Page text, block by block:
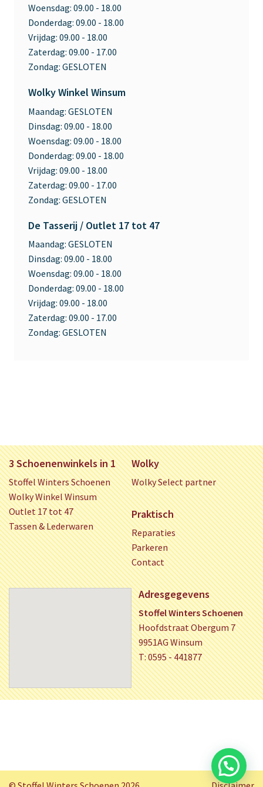
Woensdag: 09.00 - 18.00
Donderdag: 09.00 - 18.00
Vrijdag: 09.00 - 18.00
Zaterdag: 09.00 - 17.00
Zondag: GESLOTEN
Wolky Winkel Winsum
Maandag: GESLOTEN
Dinsdag: 09.00 - 18.00
Woensdag: 09.00 - 18.00
Donderdag: 09.00 - 18.00
Vrijdag: 09.00 - 18.00
Zaterdag: 09.00 - 17.00
Zondag: GESLOTEN
De Tasserij / Outlet 17 tot 47
Maandag: GESLOTEN
Dinsdag: 09.00 - 18.00
Woensdag: 09.00 - 18.00
Donderdag: 09.00 - 18.00
Vrijdag: 09.00 - 18.00
Zaterdag: 09.00 - 17.00
Zondag: GESLOTEN
3 Schoenenwinkels in 1
Stoffel Winters Schoenen
Wolky Winkel Winsum
Outlet 17 tot 47
Tassen & Lederwaren
Wolky
Wolky Select partner
Praktisch
Reparaties
Parkeren
Contact
Adresgegevens
Stoffel Winters Schoenen
Hoofdstraat Obergum 7
9951AG Winsum
T: 0595 - 441877